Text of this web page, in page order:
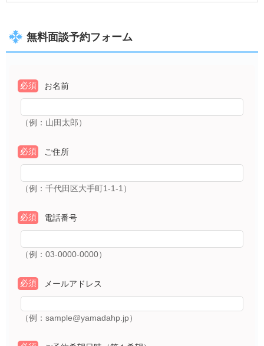
無料面談予約フォーム
お名前
必須
（例：山田太郎）
ご住所
必須
（例：千代田区大手町1-1-1）
電話番号
必須
（例：03-0000-0000）
メールアドレス
必須
（例：sample@yamadahp.jp）